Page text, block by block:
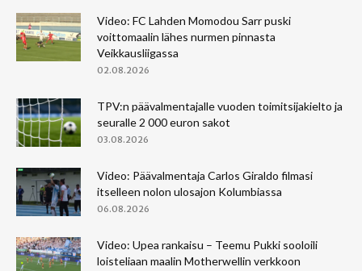
Video: FC Lahden Momodou Sarr puski
voittomaalin lähes nurmen pinnasta
Veikkausliigassa
02.08.2026
TPV:n päävalmentajalle vuoden toimitsijakielto ja
seuralle 2 000 euron sakot
03.08.2026
Video: Päävalmentaja Carlos Giraldo filmasi
itselleen nolon ulosajon Kolumbiassa
06.08.2026
Video: Upea rankaisu – Teemu Pukki sooloili
loisteliaan maalin Motherwellin verkkoon